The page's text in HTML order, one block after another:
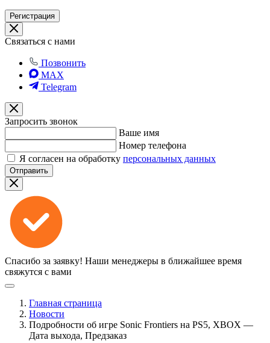
Регистрация
Связаться с нами
Позвонить
MAX
Telegram
Запросить звонок
Ваше имя
Номер телефона
Я согласен на обработку персональных данных
Отправить
Спасибо за заявку! Наши менеджеры в ближайшее время
свяжутся с вами
Главная страница
Новости
Подробности об игре Sonic Frontiers на PS5, XBOX —
Дата выхода, Предзаказ